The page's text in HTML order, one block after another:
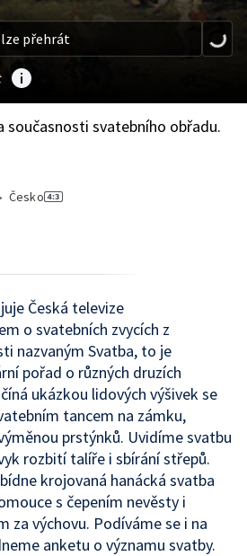
přehrát
současnosti svatebního obřadu.
• Česko
Česká televize
o svatebních zvycích z
nazvaným Svatba, to je
pořad o různých druzích
ukázkou lidových výšivek se
tancem na zámku,
prstýnků. Uvidíme svatbu
rozbití talíře i sbírání střepů.
krojovaná hanácká svatba
s čepením nevěsty i
za výchovu. Podíváme se i na
anketu o významu svatby.